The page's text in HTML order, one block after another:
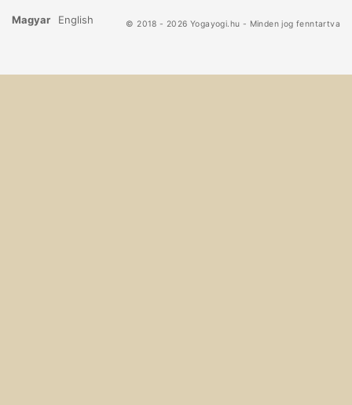
Magyar English © 2018 - 2026 Yogayogi.hu - Minden jog fenntartva